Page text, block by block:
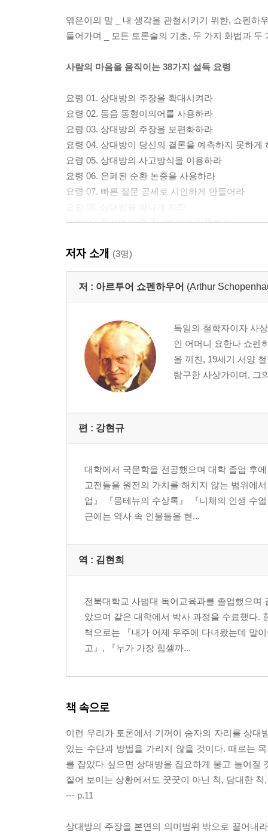
엮은이의 말 _ 내 생각을 관철시키기 위한, 쇼펜하
들어가며 _ 모든 토론술의 기초, 두 가지 화법과 두
사람의 마음을 움직이는 38가지 설득 요령
요령 01. 상대방의 주장을 확대시켜라
요령 02. 동음 동형이의어를 사용하라
요령 03. 상대방의 주장을 보편화하라
요령 04. 상대방이 당신의 결론을 예측하지 못하게
요령 05. 상대방의 사고방식을 이용하라
요령 06. 은폐된 순환 논증을 사용하라
요령 07. 빠른 질문 공세로 시인하게 만들어라
요령 09. 두서없이 중구난방으로 질문하라
요령 11. 개별적 사안에 대한 시인을 일반화하라
요령 12. 주장에 유리한 비유를 재빨리 선택하라
요령 13. 상반되는 두 가지 명제를 동시에 제시해
요령 16. 상대방과 관련된 모든 것을 이용하라
요령 17. 미묘한 차이를 이용하라
요령 18. 진행을 방해하고 논쟁의 방향을 바꿔라
요령 19. 논쟁의 사안을 일반화해 상대방을 공격하
요령 20. 상대방이 시인한 것을 근거로 서둘러 결
요령 22. 억지를 부리면서 상대의 요구를 거절하라
요령 25. 반증 사례를 찾아라
요령 26 상대방의 논거로 역공하라
요령 27. 상대가 불같이 화를 내는 곳에 약점이 있다
요령 28. 상대방이 아닌 청중을 겨냥하라
요령 31. 당신이 무슨 말을 하는지 이해가 안 된다
요령 33. 이론상으로는 옳지만 실제로는 거짓이다
요령 34. 상대가 내 반박을 회피하면 무조건 몰아붙
요령 35. 지성이 아닌 동기로 상대방의 의지에 호소
요령 36. 의미 없는 말들을 퍼부어 얼이 빠지게 만
요령 38. 상대방이 너무 뛰어나면 인신공격을 하라
자료 2 _ 정당성의 확보를 위한 방법으로서의 토론
저자 소개 (3명)
저 : 아르투어 쇼펜하우어 (Arthur
독일의 철학자이자 사
인 어머니 요한나 쇼펜
을 끼친, 19세기 서양
탐구한 사상가이며, 그
편 : 강현규
대학에서 국문학을 전공했으며 대학 졸업 후
고전들을 원전의 가치를 해치지 않는 범위에
업』 『몽테뉴의 수상록』 『니체의 인생 수
근에는 역사 속 인물들을 현...
역 : 김현희
전북대학교 사범대 독어교육과를 졸업했으
았으며 같은 대학에서 박사 과정을 수료했다.
책으로는 『내가 어제 우주에 다녀왔는데 말
고』, 『누가 가장 힘셀까...
책 속으로
이런 우리가 토론에서 기꺼이 승자의 자리를 상대
있는 수단과 방법을 가리지 않을 것이다. 때로는
를 잡았다 싶으면 상대방을 집요하게 물고 늘어질
짙어 보이는 상황에서도 꿋꿋이 아닌 척, 담대한
--- p.11
상대방의 주장을 본연의 의미범위 밖으로 끌어내